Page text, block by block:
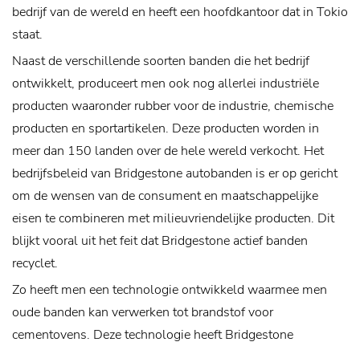
bedrijf van de wereld en heeft een hoofdkantoor dat in Tokio
staat.
Naast de verschillende soorten banden die het bedrijf
ontwikkelt, produceert men ook nog allerlei industriële
producten waaronder rubber voor de industrie, chemische
producten en sportartikelen. Deze producten worden in
meer dan 150 landen over de hele wereld verkocht. Het
bedrijfsbeleid van Bridgestone autobanden is er op gericht
om de wensen van de consument en maatschappelijke
eisen te combineren met milieuvriendelijke producten. Dit
blijkt vooral uit het feit dat Bridgestone actief banden
recyclet.
Zo heeft men een technologie ontwikkeld waarmee men
oude banden kan verwerken tot brandstof voor
cementovens. Deze technologie heeft Bridgestone